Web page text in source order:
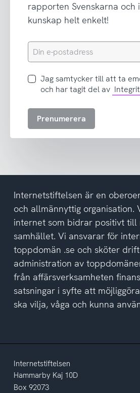
rapporten Svenskarna och
kunskap helt enkelt!
Din
e-
Jag
samtycker
att
del
av
integritetspolicyn
Jag samtycker till att ta
och har tagit del av
Prenumerera
Internetstiftelsen är en
och allmännyttig organisation.
internet som bidrar positivt till
samhället. Vi ansvarar för
toppdomän .se och sköter
administration av
från affärsverksamheten
satsningar i syfte att
ska vilja, våga och kunna
Internetstiftelsen
Hammarby Kaj 10D
Box 92073